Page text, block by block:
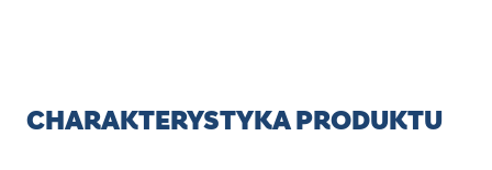
CHARAKTERYSTYKA PRODUKTU